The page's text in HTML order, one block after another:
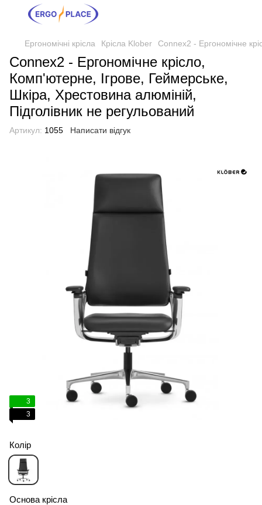
Ергономічні крісла Крісла Klober Connex2 - Ергономічне
Connex2 - Ергономічне крісло,
Комп'ютерне, Ігрове, Геймерське,
Шкіра, Хрестовина алюміній,
Підголівник не регульований
Артикул: 1055 Написати відгук
3
3
Колір
Основа крісла